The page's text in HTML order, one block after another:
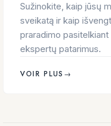
Sužinokite, kaip jūsų
sveikatą ir kaip
praradimo
ekspertų patarimus.
VOIR PLUS →